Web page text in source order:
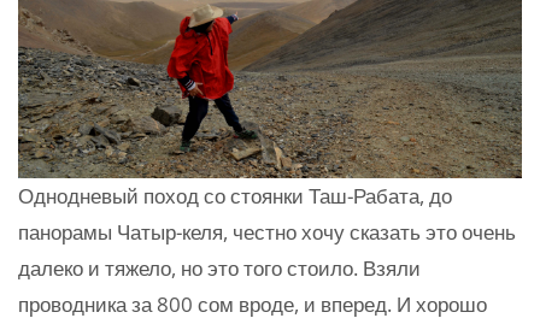
Однодневый поход со стоянки Таш-Рабата, до
панорамы Чатыр-келя, честно хочу сказать это очень
далеко и тяжело, но это того стоило. Взяли
проводника за 800 сом вроде, и вперед. И хорошо